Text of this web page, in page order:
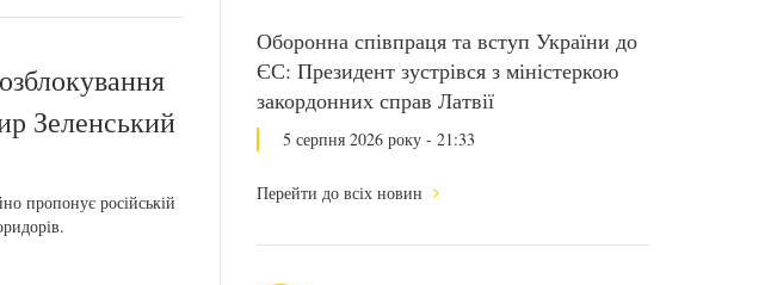
Оборонна співпраця та вступ України до
ЄС: Президент зустрівся з міністеркою
закордонних справ Латвії
5 серпня 2026 року - 21:33
Перейти до всіх новин
Зеленський
пропонує російській